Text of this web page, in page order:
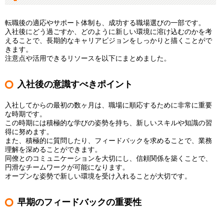
転職後の適応やサポート体制も、成功する職場選びの一部です。
入社後にどう過ごすか、どのように新しい環境に溶け込むのかを考
えることで、長期的なキャリアビジョンをしっかりと描くことがで
きます。
注意点や活用できるリソースを以下にまとめました。
入社後の意識すべきポイント
入社してからの最初の数ヶ月は、職場に順応するために非常に重要
な時期です。
この時期には積極的な学びの姿勢を持ち、新しいスキルや知識の習
得に努めます。
また、積極的に質問したり、フィードバックを求めることで、業務
理解を深めることができます。
同僚とのコミュニケーションを大切にし、信頼関係を築くことで、
円滑なチームワークが可能になります。
オープンな姿勢で新しい環境を受け入れることが大切です。
早期のフィードバックの重要性